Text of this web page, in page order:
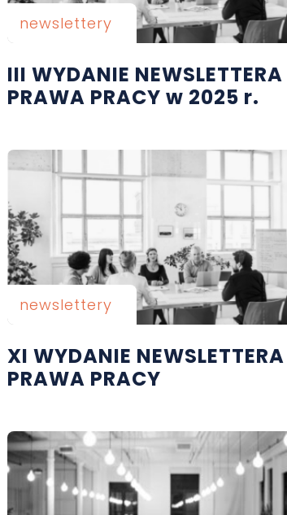
newslettery
III WYDANIE NEWSLETTERA
PRAWA PRACY w 2025 r.
newslettery
XI WYDANIE NEWSLETTERA
PRAWA PRACY